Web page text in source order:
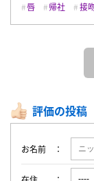
唇
帰社 接
評価の投稿
お名前